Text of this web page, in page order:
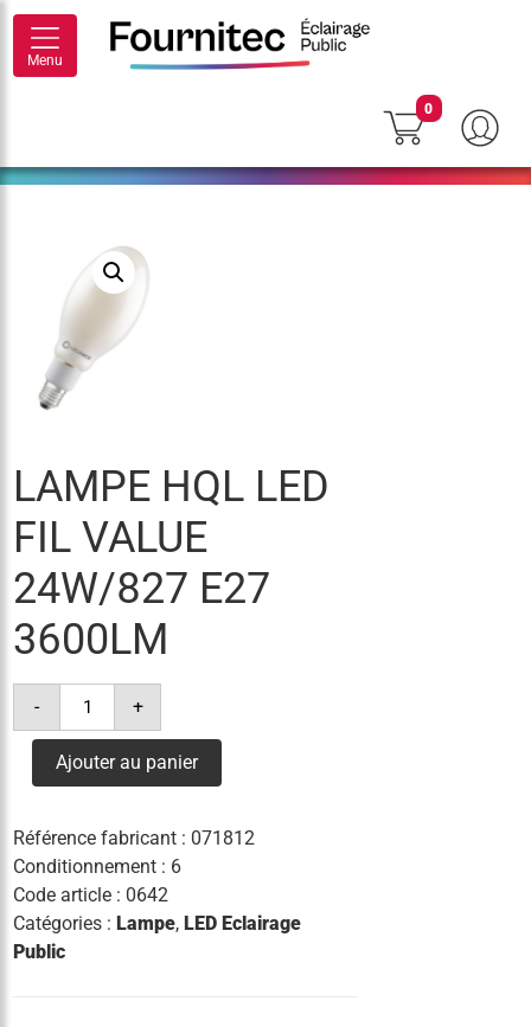
Menu
0
LAMPE HQL LED
FIL VALUE
24W/827 E27
3600LM
-
quantité
lampe
led
fil
e27
3600lm
+
Ajouter au panier
Référence fabricant : 071812
Conditionnement : 6
Code article : 0642
Catégories : Lampe, LED Eclairage
Public